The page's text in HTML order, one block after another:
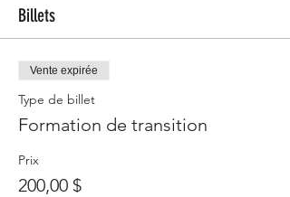
Billets
Vente expirée
Type de billet
Formation de transition
Prix
200,00 $